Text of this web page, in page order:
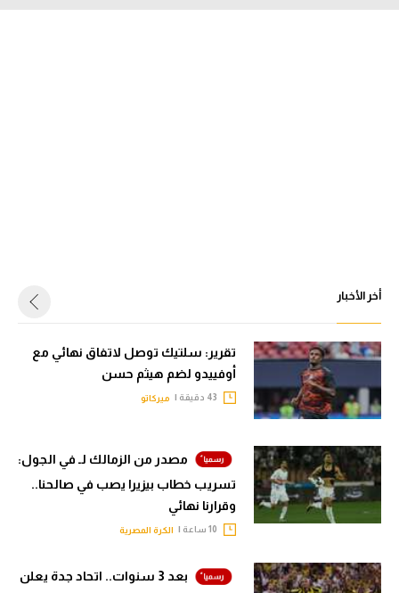
أخر الأخبار
تقرير: سلتيك توصل لاتفاق نهائي مع
أوفييدو لضم هيثم حسن
ميركاتو
مصدر من الزمالك لـ في الجول:
تسريب خطاب بيزيرا يصب في صالحنا..
وقرارنا نهائي
الكرة المصرية
بعد 3 سنوات.. اتحاد جدة يعلن